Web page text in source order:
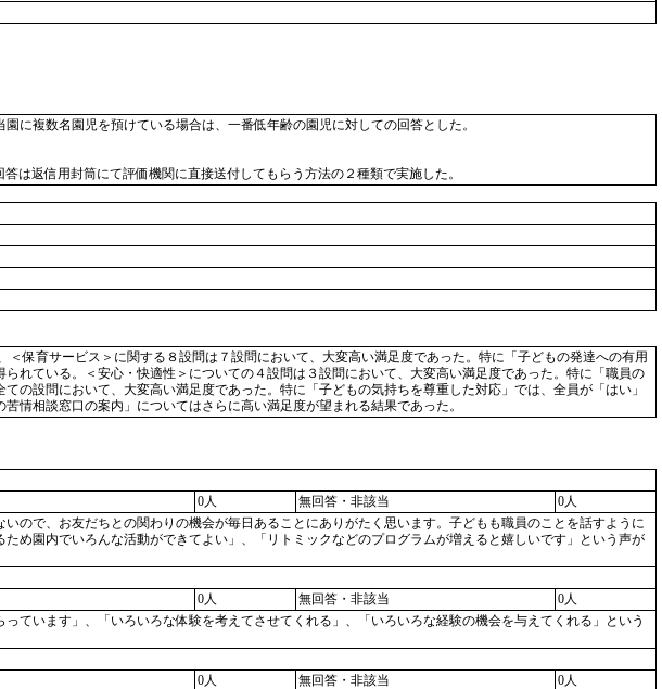
に複数名園児を預けている場合は、一番低年齢の園児に対しての回答とした。
は返信用封筒にて評価機関に直接送付してもらう方法の２種類で実施した。
保育サービス＞に関する８設問は７設問において、大変高い満足度であった。特に「子どもの発達への有用
れている。＜安心・快適性＞についての４設問は３設問において、大変高い満足度であった。特に「職員の
設問において、大変高い満足度であった。特に「子どもの気持ちを尊重した対応」では、全員が「はい」
情相談窓口の案内」についてはさらに高い満足度が望まれる結果であった。
0人 無回答・非該当
0人
ので、お友だちとの関わりの機会が毎日あることにありがたく思います。子どもも職員のことを話すように
め園内でいろんな活動ができてよい」、「リトミックなどのプログラムが増えると嬉しいです」という声が
0人 無回答・非該当
0人
ています」、「いろいろな体験を考えてさせてくれる」、「いろいろな経験の機会を与えてくれる」という
0人 無回答・非該当
0人